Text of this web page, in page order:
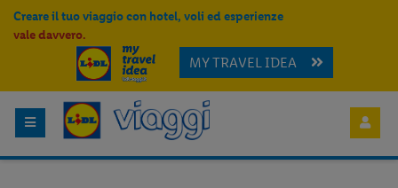
Creare il tuo viaggio con hotel, voli ed esperienze
vale davvero.
MY TRAVEL IDEA